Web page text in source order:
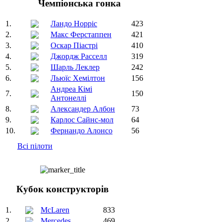
Чемпіонська гонка
1. Ландо Норріс
423
2.
Макс Ферстаппен
421
3.
Оскар Піастрі
410
4.
Джордж Расселл
319
5.
Шарль Леклер
242
6.
Льюїс Хемілтон
156
7.
Андреа Кімі
Антонеллі
150
8.
Александер Албон
73
9.
Карлос Сайнс-мол
64
10.
Фернандо Алонсо
56
Всі пілоти
Кубок конструкторів
1. McLaren
833